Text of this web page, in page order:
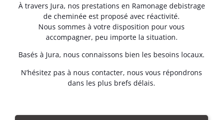
À travers Jura, nos prestations en Ramonage debistrage
de cheminée est proposé avec réactivité.
Nous sommes à votre disposition pour vous
accompagner, peu importe la situation.
Basés à Jura, nous connaissons bien les besoins locaux.
N’hésitez pas à nous contacter, nous vous répondrons
dans les plus brefs délais.